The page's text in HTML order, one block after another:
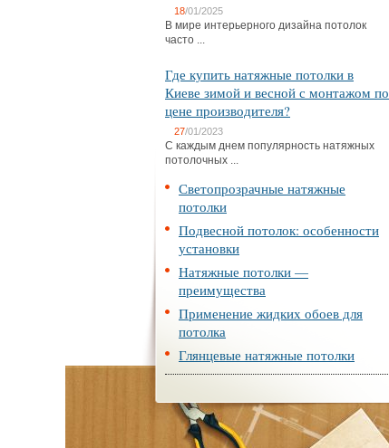
18/01/2025
В мире интерьерного дизайна потолок
часто ...
Где купить натяжные потолки в
Киеве зимой и весной с монтажом по
цене производителя?
27/01/2023
С каждым днем популярность натяжных
потолочных ...
Светопрозрачные натяжные
потолки
Подвесной потолок: особенности
установки
Натяжные потолки —
преимущества
Применение жидких обоев для
потолка
Глянцевые натяжные потолки